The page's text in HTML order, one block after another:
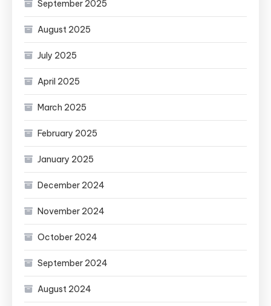
September 2025
August 2025
July 2025
April 2025
March 2025
February 2025
January 2025
December 2024
November 2024
October 2024
September 2024
August 2024